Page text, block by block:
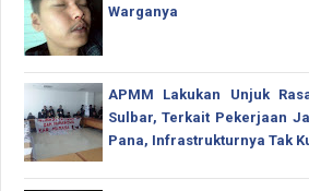
Warganya
APMM Lakukan Unjuk
Sulbar, Terkait Pekerjaan
Pana, Infrastrukturnya Tak